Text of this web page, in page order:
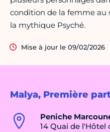
Malya, Première
Peniche
14 Quai de l'Hôtel
condition de la femme au
la mythique Psyché.
Mise à jour le 09/02/2026